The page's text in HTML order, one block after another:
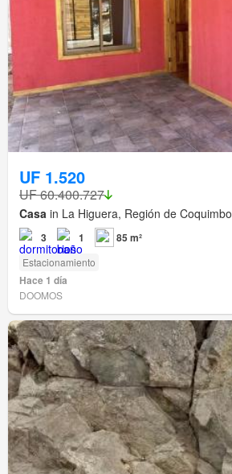
UF 1.520
UF 60.400.727
Casa in La Higuera, Región de Coquimbo
3 1 85 m²
Estacionamiento
Hace 1 día
DOOMOS